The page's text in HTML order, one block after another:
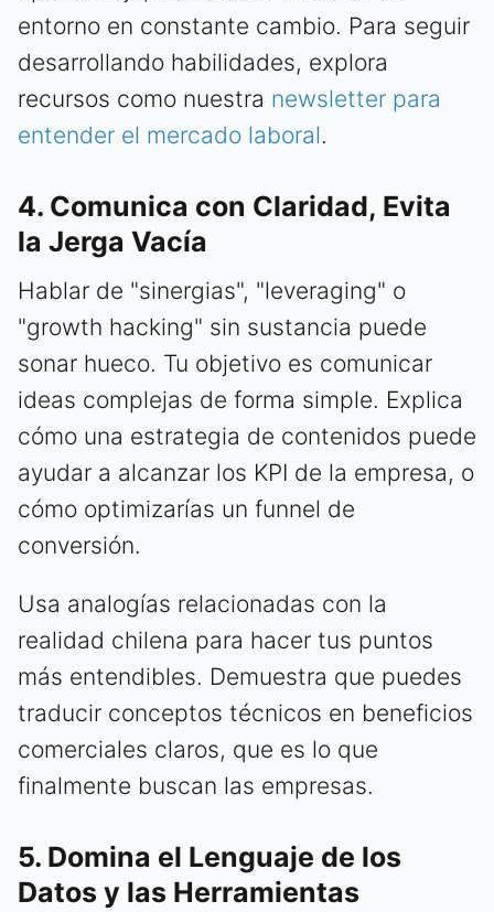
entorno en constante cambio. Para seguir
desarrollando habilidades, explora
recursos como nuestra newsletter para
entender el mercado laboral.
4. Comunica con Claridad, Evita
la Jerga Vacía
Hablar de "sinergias", "leveraging" o
"growth hacking" sin sustancia puede
sonar hueco. Tu objetivo es comunicar
ideas complejas de forma simple. Explica
cómo una estrategia de contenidos puede
ayudar a alcanzar los KPI de la empresa, o
cómo optimizarías un funnel de
conversión.
Usa analogías relacionadas con la
realidad chilena para hacer tus puntos
más entendibles. Demuestra que puedes
traducir conceptos técnicos en beneficios
comerciales claros, que es lo que
finalmente buscan las empresas.
5. Domina el Lenguaje de los
Datos y las Herramientas